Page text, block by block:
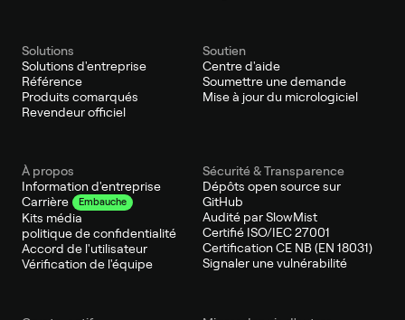
Solutions
Solutions d'entreprise
Référence
Produits comarqués
Revendeur officiel
Soutien
Centre d'aide
Soumettre une demande
Mise à jour du micrologiciel
À propos
Information d'entreprise
Carrière
Embauche
Kits média
politique de confidentialité
Accord de l'utilisateur
Vérification de l'équipe
Sécurité & Transparence
Dépôts open source sur
GitHub
Audité par SlowMist
Certifié ISO/IEC 27001
Certification CE NB (EN 18031)
Signaler une vulnérabilité